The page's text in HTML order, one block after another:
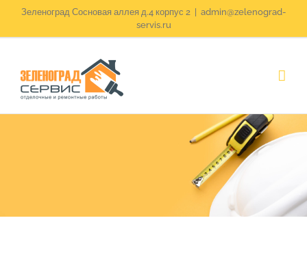
to
Зеленоград Сосновая аллея д.4 корпус 2
admin@zelenograd-
servis.ru